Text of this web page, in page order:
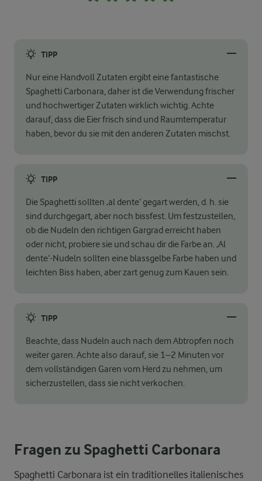
TIPP
Nur eine Handvoll Zutaten ergibt eine fantastische
Spaghetti Carbonara, daher ist die Verwendung frischer
und hochwertiger Zutaten wirklich wichtig. Achte
darauf, dass die Eier frisch sind und Raumtemperatur
haben, bevor du sie mit den anderen Zutaten mischst.
TIPP
Die Spaghetti sollten ‚al dente‘ gegart werden, d. h. sie
sind durchgegart, aber noch bissfest. Um festzustellen,
ob die Nudeln den richtigen Gargrad erreicht haben
oder nicht, probiere sie und schau dir die Farbe an. ‚Al
dente‘-Nudeln sollten eine blassgelbe Farbe haben und
leichten Biss haben, aber zart genug zum Kauen sein.
TIPP
Beachte, dass Nudeln auch nach dem Abtropfen noch
weiter garen. Achte also darauf, sie 1–2 Minuten vor
dem vollständigen Garen vom Herd zu nehmen, um
sicherzustellen, dass sie nicht verkochen.
Fragen zu Spaghetti Carbonara
Spaghetti Carbonara ist ein traditionelles italienisches